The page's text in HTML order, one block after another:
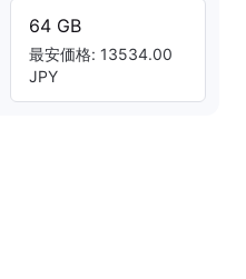
64 GB
最安価格: 13534.00
JPY